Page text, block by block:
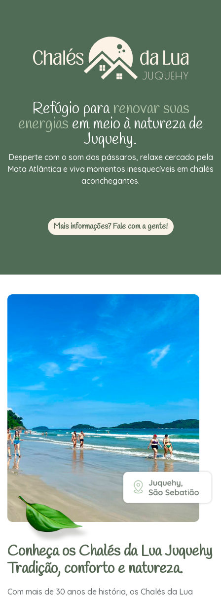
Refúgio pararenovar suas
energias em meio à natureza de
Juquehy.
Desperte com o som dos pássaros, relaxe cercado pela
Mata Atlântica e viva momentos inesquecíveis em chalés
aconchegantes.
Mais informações? Fale com a gente!
Conheça os Chalés da Lua Juquehy
Tradição, conforto e natureza.
Com mais de 30 anos de história, os Chalés da Lua